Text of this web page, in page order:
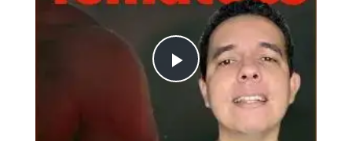
Play
Video